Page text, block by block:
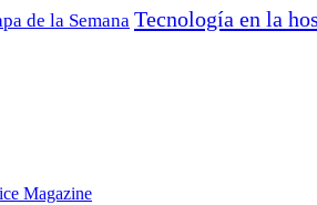
de la Semana Tecnología en la
Magazine